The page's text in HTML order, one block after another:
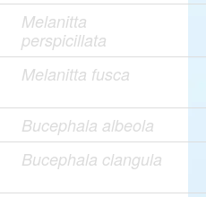
Melanitta
perspicillata
Melanitta fusca
Bucephala albeola
Bucephala clangula